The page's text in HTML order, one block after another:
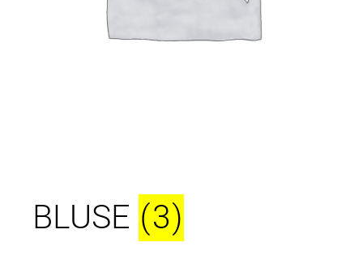
BLUSE (3)